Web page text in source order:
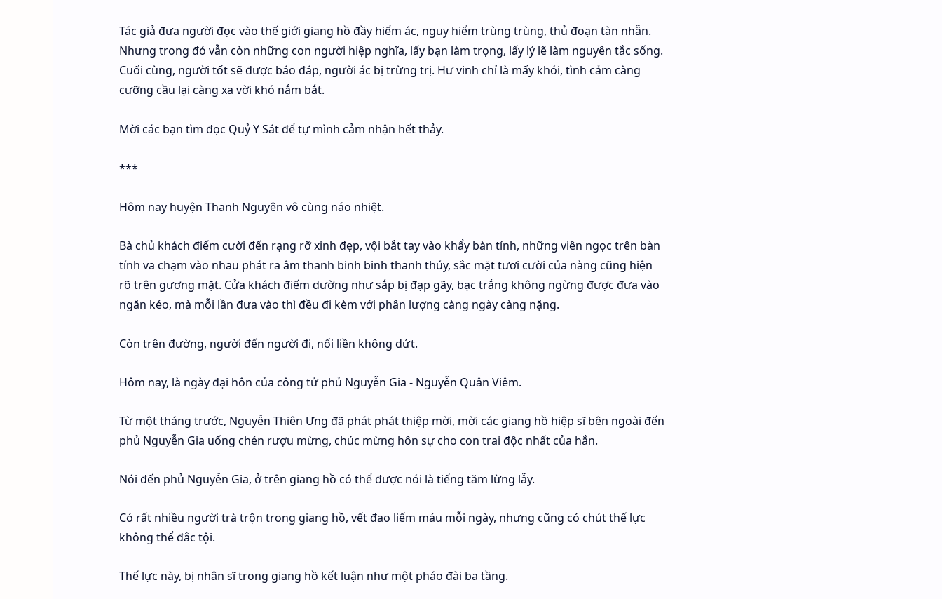
Tác giả đưa người đọc vào thế giới giang hồ đầy hiểm ác, nguy hiểm trùng trùng, thủ đoạn tàn nhẫn.
Nhưng trong đó vẫn còn những con người hiệp nghĩa, lấy bạn làm trọng, lấy lý lẽ làm nguyên tắc sống.
Cuối cùng, người tốt sẽ được báo đáp, người ác bị trừng trị. Hư vinh chỉ là mấy khói, tình cảm càng
cưỡng cầu lại càng xa vời khó nắm bắt.
Mời các bạn tìm đọc Quỷ Y Sát để tự mình cảm nhận hết thảy.
***
Hôm nay huyện Thanh Nguyên vô cùng náo nhiệt.
Bà chủ khách điếm cười đến rạng rỡ xinh đẹp, vội bắt tay vào khẩy bàn tính, những viên ngọc trên bàn
tính va chạm vào nhau phát ra âm thanh binh binh thanh thúy, sắc mặt tươi cười của nàng cũng hiện
rõ trên gương mặt. Cửa khách điếm dường như sắp bị đạp gãy, bạc trắng không ngừng được đưa vào
ngăn kéo, mà mỗi lần đưa vào thì đều đi kèm với phân lượng càng ngày càng nặng.
Còn trên đường, người đến người đi, nối liền không dứt.
Hôm nay, là ngày đại hôn của công tử phủ Nguyễn Gia - Nguyễn Quân Viêm.
Từ một tháng trước, Nguyễn Thiên Ưng đã phát phát thiệp mời, mời các giang hồ hiệp sĩ bên ngoài đến
phủ Nguyễn Gia uống chén rượu mừng, chúc mừng hôn sự cho con trai độc nhất của hắn.
Nói đến phủ Nguyễn Gia, ở trên giang hồ có thể được nói là tiếng tăm lừng lẫy.
Có rất nhiều người trà trộn trong giang hồ, vết đao liếm máu mỗi ngày, nhưng cũng có chút thế lực
không thể đắc tội.
Thế lực này, bị nhân sĩ trong giang hồ kết luận như một pháo đài ba tầng.